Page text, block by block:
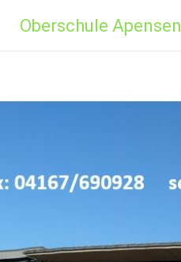
Inhalt
springen
Oberschule Apensen